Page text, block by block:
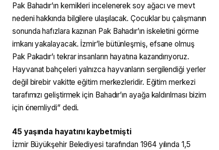
Pak Bahadır’ın kemikleri incelenerek soy ağacı ve mevt
nedeni hakkında bilgilere ulaşılacak. Çocuklar bu çalışmanın
sonunda hafızlara kazınan Pak Bahadır’ın iskeletini görme
imkanı yakalayacak. İzmir’le bütünleşmiş, efsane olmuş
Pak Pakadır’ı tekrar insanların hayatına kazandırıyoruz.
Hayvanat bahçeleri yalnızca hayvanların sergilendiği yerler
değil birebir vakitte eğitim merkezleridir. Eğitim merkezi
tarafımızı geliştirmek için Bahadır’ın ayağa kaldırılması bizim
için önemliydi” dedi.
45 yaşında hayatını kaybetmişti
İzmir Büyükşehir Belediyesi tarafından 1964 yılında 1,5